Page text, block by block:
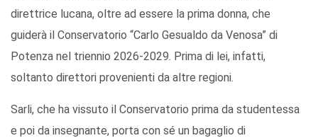
direttrice lucana, oltre ad essere la prima donna, che
guiderà il Conservatorio “Carlo Gesualdo da Venosa” di
Potenza nel triennio 2026-2029. Prima di lei, infatti,
soltanto direttori provenienti da altre regioni.
Sarli, che ha vissuto il Conservatorio prima da studentessa
e poi da insegnante, porta con sé un bagaglio di